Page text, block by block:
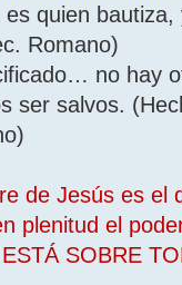
quien bautiza,
Romano)
no hay
ser salvos.
de Jesús es el
plenitud el
SOBRE